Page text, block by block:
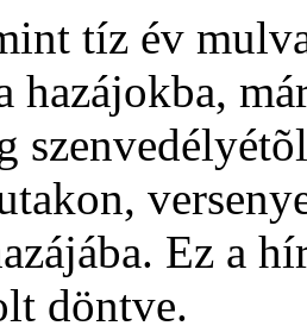
tíz év
hazájokba,
Ez a
döntve.